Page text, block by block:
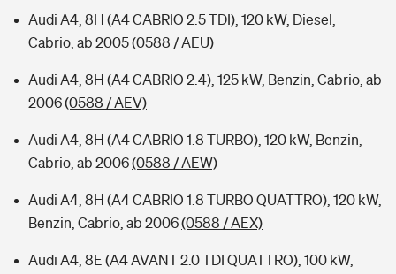
Audi A4, 8H (A4 CABRIO 2.5 TDI), 120 kW, Diesel,
Cabrio, ab 2005(0588 / AEU)
Audi A4, 8H (A4 CABRIO 2.4), 125 kW, Benzin, Cabrio, ab
2006(0588 / AEV)
Audi A4, 8H (A4 CABRIO 1.8 TURBO), 120 kW, Benzin,
Cabrio, ab 2006(0588 / AEW)
Audi A4, 8H (A4 CABRIO 1.8 TURBO QUATTRO), 120 kW,
Benzin, Cabrio, ab 2006(0588 / AEX)
Audi A4, 8E (A4 AVANT 2.0 TDI QUATTRO), 100 kW,